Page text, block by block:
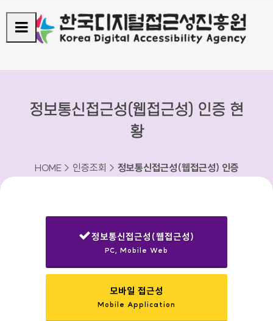
정보통신접근성(웹접근성) 인증 현
황
HOME > 인증조회 > 정보통신접근성(웹접근성) 인증
정보통신접근성(웹접근성)
PC, Mobile Web
모바일 접근성
Mobile Application